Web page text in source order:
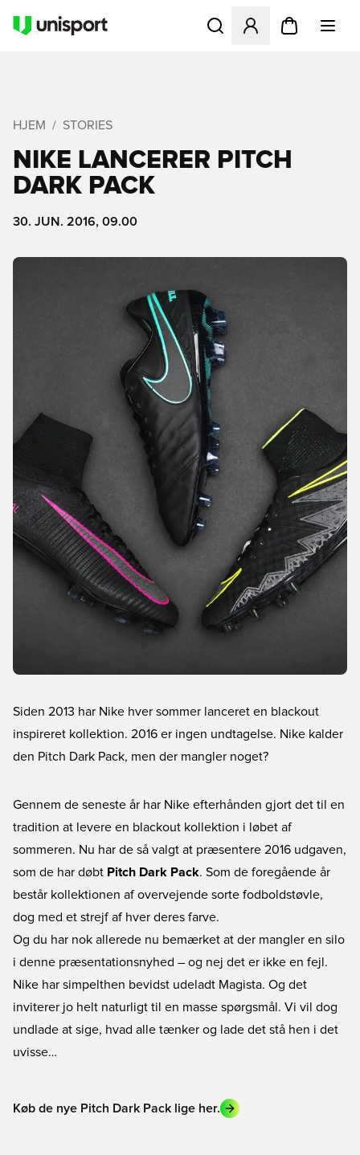
Åbner en Modal til at
HJEM STORIES
NIKE LANCERER PITCH
DARK PACK
30. JUN. 2016, 09.00
Siden 2013 har Nike hver sommer lanceret en blackout
inspireret kollektion. 2016 er ingen undtagelse. Nike kalder
den Pitch Dark Pack, men der mangler noget?
Gennem de seneste år har Nike efterhånden gjort det til en
tradition at levere en blackout kollektion i løbet af
sommeren. Nu har de så valgt at præsentere 2016 udgaven,
som de har døbt Pitch Dark Pack. Som de foregående år
består kollektionen af overvejende sorte fodboldstøvle,
dog med et strejf af hver deres farve.
Og du har nok allerede nu bemærket at der mangler en silo
i denne præsentationsnyhed – og nej det er ikke en fejl.
Nike har simpelthen bevidst udeladt Magista. Og det
inviterer jo helt naturligt til en masse spørgsmål. Vi vil dog
undlade at sige, hvad alle tænker og lade det stå hen i det
uvisse…
Køb de nye Pitch Dark Pack lige her.